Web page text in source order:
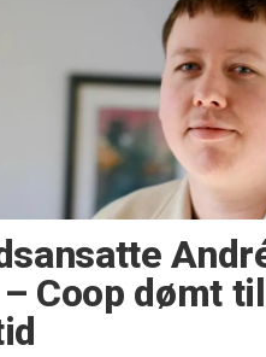
Coop dømt